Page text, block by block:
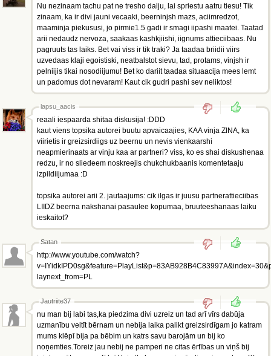
Nu nezinaam tachu pat ne tresho dalju, lai spriestu aatru tiesu! Tik
zinaam, ka ir divi jauni vecaaki, beerninjsh mazs, aciimredzot,
maaminja piekususi, jo pirmie1.5 gadi ir smagi iipashi maatei. Taatad
arii nedaudz nervoza, saakaas kashkjiishi, iignums attieciibaas. Nu
pagruuts tas laiks. Bet vai viss ir tik traki? Ja taadaa briidii viirs
uzvedaas klaji egoistiski, neatbalstot sievu, tad, protams, vinjsh ir
pelniijis tikai nosodiijumu! Bet ko dariit taadaa situaacija mees lemt
un padomus dot nevaram! Kaut cik gudri pashi sev neliktos!
lapsu_aacis
reaali iespaarda shitaa diskusija! :DDD
kaut viens topsika autorei buutu apvaicaajies, KAA vinja ZINA, ka
viirietis ir greizsirdiigs uz beernu un nevis vienkaarshi
neapmierinaats ar vinju kaa ar partneri? viss, ko es shai diskushenaa
redzu, ir no sliedeem noskreejis chukchukbaanis komentetaaju
izpildiijumaa :D
topsika autorei arii 2. jautaajums: cik ilgas ir juusu partnerattieciibas
LIIDZ beerna nakshanai pasaulee kopumaa, bruuteeshanaas laiku
ieskaitot?
Satan
http://www.youtube.com/watch?
laynext_from=PL
Jautriite37
nu man bij labi tas,ka piedzima divi uzreiz un tad arī vīrs dabūja
uzmanību veltīt bērnam un nebija laika palikt greizsirdīgam jo katram
mums klēpī bija pa bēbim un katrs savu barojām un bij ko
noņemties.Toreiz jau nebij ne pamperi ne citas ērtības un viņš bij